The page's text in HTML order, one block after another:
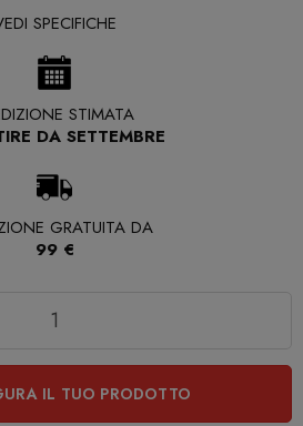
SPECIFICHE
STIMATA
DA SETTEMBRE
GRATUITA DA
99 €
IL TUO PRODOTTO